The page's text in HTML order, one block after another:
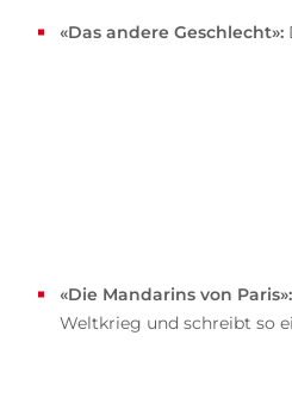
«Das andere Geschlecht»:
«Die Mandarins von Paris»:
Weltkrieg und schreibt so